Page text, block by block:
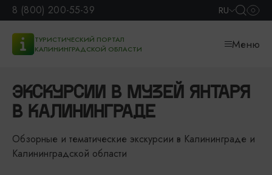
8 (800) 200-55-39 RU
ТУРИСТИЧЕСКИЙ ПОРТАЛ
КАЛИНИНГРАДСКОЙ ОБЛАСТИ
Меню
ЭКСКУРСИИ В МУЗЕЙ ЯНТАРЯ
В КАЛИНИНГРАДЕ
Обзорные и тематические экскурсии в Калининграде и
Калининградской области